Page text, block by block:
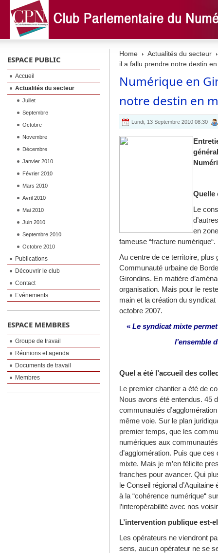
Home
Actualités du secteur
il a fallu prendre notre destin
Numérique en
notre destin en
Lundi, 13 Septembre 2010 08:30
Quelle
Le
en
fameuse “fracture numérique“.
Au centre de ce territoire, plus
Communauté urbaine de
Girondins. En matière
organisation. Mais pour le
main et la création du
octobre 2007.
« Le syndicat mixte
l’ensemble
Quel a été l’accueil des
Le premier chantier a été de
Nous avons été entendus. 45
communautés
même voie. Sur le plan
premier temps, que les
numériques aux
d’agglomération. Puis que
mixte. Mais je m’en félicite
franches pour avancer. Qui
le Conseil régional
à la “cohérence numérique“
l’interopérabilité avec nos
L’intervention publique est-
Les opérateurs ne viendront
sens, aucun opérateur ne se
ESPACE PUBLIC
Accueil
Actualités du secteur
Juillet
Septembre
Octobre
Novembre
Décembre
Janvier 2010
Février 2010
Mars 2010
Avril 2010
Mai 2010
Juin 2010
Septembre 2010
Octobre 2010
Publications
Découvrir le club
Contact
Evénements
ESPACE MEMBRES
Groupe de travail
Réunions et agenda
Documents de travail
Membres